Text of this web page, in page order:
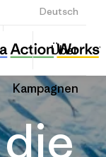
Deutsch
Anmelden
Über
Kampagnen
Diesen
Beitrag
Auf
teilen